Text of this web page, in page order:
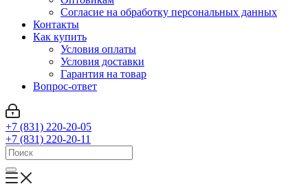
Cогласие на обработку персональных данных
Контакты
Как купить
Условия оплаты
Условия доставки
Гарантия на товар
Вопрос-ответ
+7 (831) 220-20-05
+7 (831) 220-20-11